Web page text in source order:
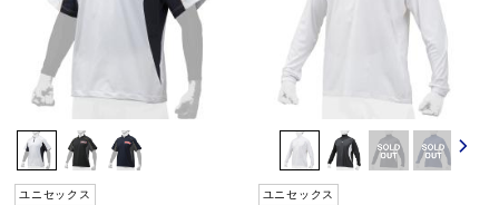
ユニセックス ユニセックス